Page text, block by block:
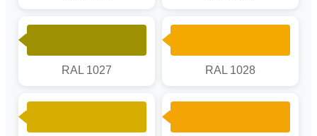
RAL 1027 RAL 1028